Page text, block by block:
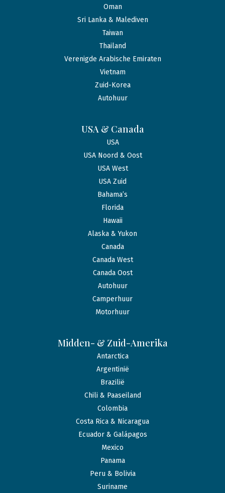
Oman
Sri Lanka & Malediven
Taiwan
Thailand
Verenigde Arabische Emiraten
Vietnam
Zuid-Korea
Autohuur
USA & Canada
USA
USA Noord & Oost
USA West
USA Zuid
Bahama’s
Florida
Hawaii
Alaska & Yukon
Canada
Canada West
Canada Oost
Autohuur
Camperhuur
Motorhuur
Midden- & Zuid-Amerika
Antarctica
Argentinië
Brazilië
Chili & Paaseiland
Colombia
Costa Rica & Nicaragua
Ecuador & Galápagos
Mexico
Panama
Peru & Bolivia
Suriname